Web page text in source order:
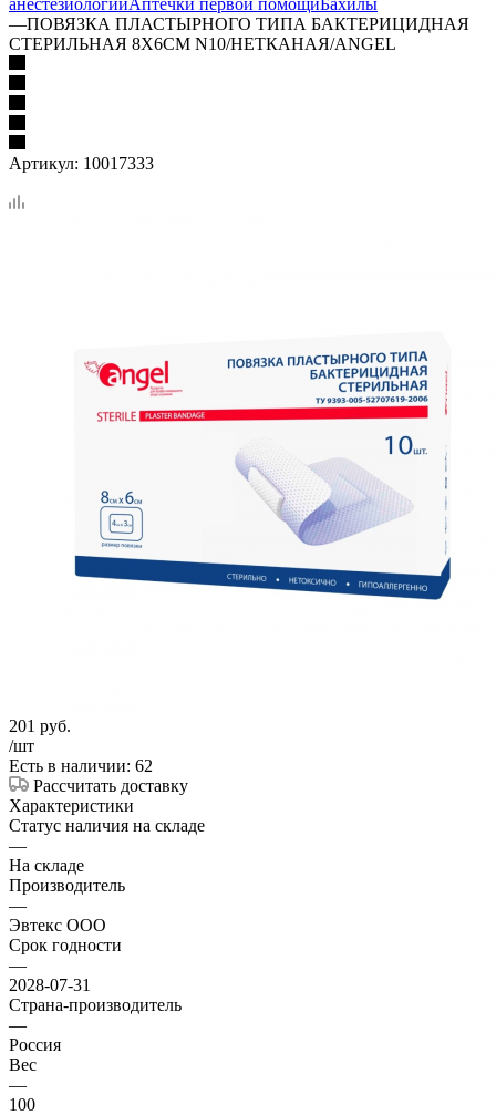
—ПОВЯЗКА ПЛАСТЫРНОГО ТИПА БАКТЕРИЦИДНАЯ
СТЕРИЛЬНАЯ 8Х6СМ N10/НЕТКАНАЯ/ANGEL
Артикул: 10017333
201 руб.
/шт
Есть в наличии: 62
Рассчитать доставку
Характеристики
Статус наличия на складе
—
На складе
Производитель
—
Эвтекс ООО
Срок годности
—
2028-07-31
Страна-производитель
—
Россия
Вес
—
100